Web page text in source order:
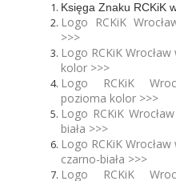
Księga Znaku RCKiK
Logo RCKiK
>>>
Logo RCKiK
kolor >>>
Logo RCKiK
pozioma kolor >>>
Logo RCKiK
biała >>>
Logo RCKiK
czarno-biała >>>
Logo RCKiK